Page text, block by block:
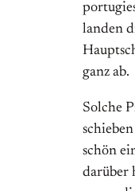
landen
ganz ab.
Solche
schön
darüber